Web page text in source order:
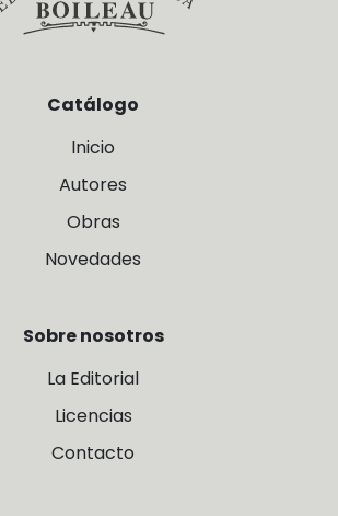
Catálogo
Inicio
Autores
Obras
Novedades
Sobre nosotros
La Editorial
Licencias
Contacto